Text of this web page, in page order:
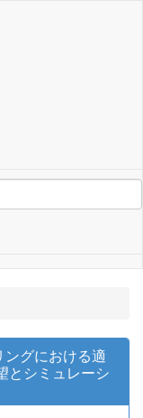
グにおける適
とシミュレーシ